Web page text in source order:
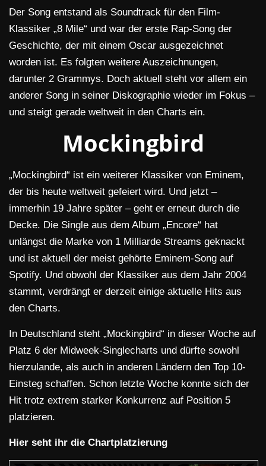
Der Song entstand als Soundtrack für den Film-
Klassiker „8 Mile“ und war der erste Rap-Song der
Geschichte, der mit einem Oscar ausgezeichnet
worden ist. Es folgten weitere Auszeichnungen,
darunter 2 Grammys. Doch aktuell steht vor allem ein
anderer Song in seiner Diskographie wieder im Fokus –
und steigt gerade weltweit in den Charts ein.
Mockingbird
„Mockingbird“ ist ein weiterer Klassiker von Eminem,
der bis heute weltweit gefeiert wird. Und jetzt –
immerhin 19 Jahre später – geht er erneut durch die
Decke. Die Single aus dem Album „Encore“ hat
unlängst die Marke von 1 Milliarde Streams geknackt
und ist aktuell der meist gehörte Eminem-Song auf
Spotify. Und obwohl der Klassiker aus dem Jahr 2004
stammt, verdrängt er derzeit einige aktuelle Hits aus
den Charts.
In Deutschland steht „Mockingbird“ in dieser Woche auf
Platz 6 der Midweek-Singlecharts und dürfte sowohl
hierzulande, als auch in anderen Ländern den Top 10-
Einsteg schaffen. Schon letzte Woche konnte sich der
Hit trotz extrem starker Konkurrenz auf Position 5
platzieren.
Hier seht ihr die Chartplatzierung